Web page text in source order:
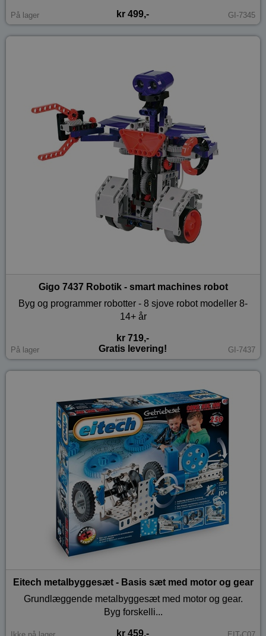
På lager kr 499,- GI-7345
Gigo 7437 Robotik - smart machines robot
Byg og programmer robotter - 8 sjove robot modeller 8-
14+ år
På lager
kr 719,-
Gratis levering!
GI-7437
Eitech metalbyggesæt - Basis sæt med motor og gear
Grundlæggende metalbyggesæt med motor og gear.
Byg forskelli...
kr 459,-